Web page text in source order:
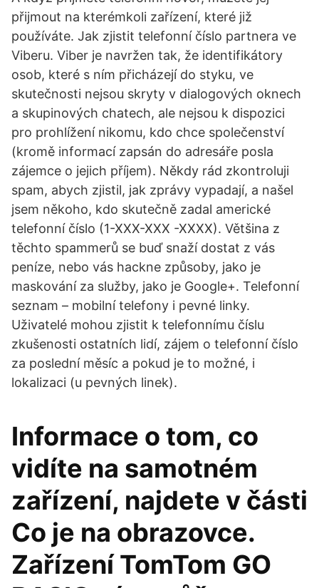
přijmout na kterémkoli zařízení, které již
používáte. Jak zjistit telefonní číslo partnera ve
Viberu. Viber je navržen tak, že identifikátory
osob, které s ním přicházejí do styku, ve
skutečnosti nejsou skryty v dialogových oknech
a skupinových chatech, ale nejsou k dispozici
pro prohlížení nikomu, kdo chce společenství
(kromě informací zapsán do adresáře posla
zájemce o jejich příjem). Někdy rád zkontroluji
spam, abych zjistil, jak zprávy vypadají, a našel
jsem někoho, kdo skutečně zadal americké
telefonní číslo (1-XXX-XXX -XXXX). Většina z
těchto spammerů se buď snaží dostat z vás
peníze, nebo vás hackne způsoby, jako je
maskování za služby, jako je Google+. Telefonní
seznam – mobilní telefony i pevné linky.
Uživatelé mohou zjistit k telefonnímu číslu
zkušenosti ostatních lidí, zájem o telefonní číslo
za poslední měsíc a pokud je to možné, i
lokalizaci (u pevných linek).
Informace o tom, co
vidíte na samotném
zařízení, najdete v části
Co je na obrazovce.
Zařízení TomTom GO